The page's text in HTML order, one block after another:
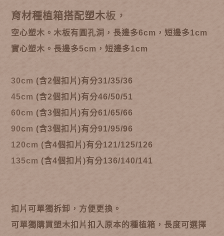
育材種植箱搭配塑木板，
空心塑木。木板有圓孔洞，長邊多6cm，短邊多1cm
實心塑木。長邊多5cm，短邊多1cm
30cm (含2個扣片)有分31/35/36
45cm (含2個扣片)有分46/50/51
60cm (含3個扣片)有分61/65/66
90cm (含3個扣片)有分91/95/96
120cm (含4個扣片)有分121/125/126
135cm (含4個扣片)有分136/140/141
扣片可單獨拆卸，方便更換。
可單獨購買塑木扣片扣入原本的種植箱，長度可選擇